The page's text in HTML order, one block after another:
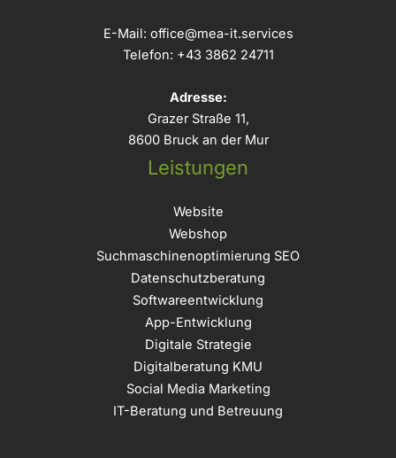
E-Mail: office@mea-it.services
Telefon: +43 3862 24711
Adresse:
Grazer Straße 11,
8600 Bruck an der Mur
Leistungen
Website
Webshop
Suchmaschinenoptimierung SEO
Datenschutzberatung
Softwareentwicklung
App-Entwicklung
Digitale Strategie
Digitalberatung KMU
Social Media Marketing
IT-Beratung und Betreuung